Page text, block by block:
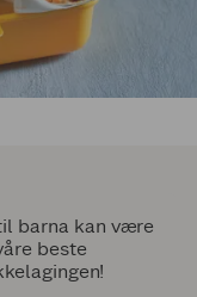
barna kan være
beste